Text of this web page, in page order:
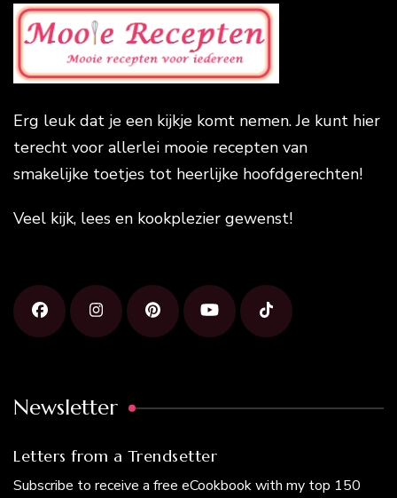
Erg leuk dat je een kijkje komt nemen. Je kunt hier
terecht voor allerlei mooie recepten van
smakelijke toetjes tot heerlijke hoofdgerechten!
Veel kijk, lees en kookplezier gewenst!
Newsletter
Letters from a Trendsetter
Subscribe to receive a free eCookbook with my top 150